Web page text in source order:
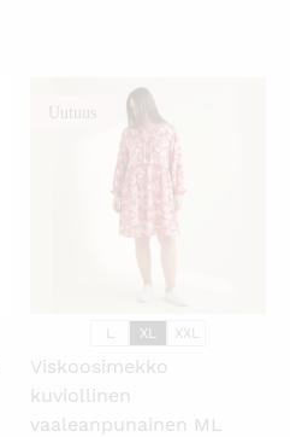
UutuusKATSO PIKANÄKYMÄ
L XL XXL
Viskoosimekko
kuviollinen
vaaleanpunainen ML